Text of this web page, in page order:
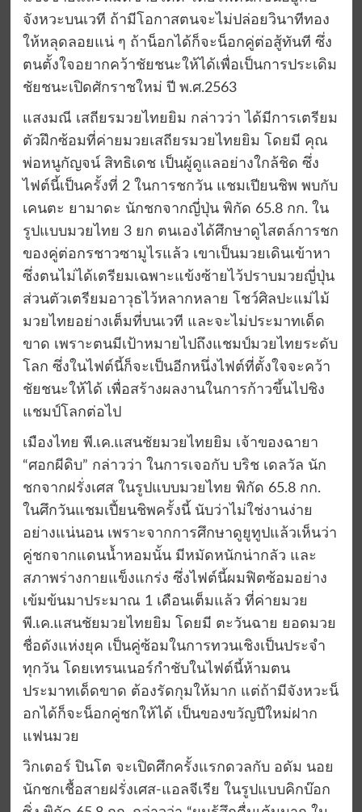
จังหวะบนเวที ถ้ามีโอกาสตนจะไม่ปล่อยวินาทีทอง
ให้หลุดลอยแน่ ๆ ถ้าน็อกได้ก็จะน็อกคู่ต่อสู้ทันที ซึ่ง
ตนตั้งใจอยากคว้าชัยชนะให้ได้เพื่อเป็นการประเดิม
ชัยชนะเปิดศักราชใหม่ ปี พ.ศ.2563
แสงมณี เสถียรมวยไทยยิม กล่าวว่า ได้มีการเตรียม
ตัวฝึกซ้อมที่ค่ายมวยเสถียรมวยไทยยิม โดยมี คุณ
พ่อหนูกัญจน์ สิทธิเดช เป็นผู้ดูแลอย่างใกล้ชิด ซึ่ง
ไฟต์นี้เป็นครั้งที่ 2 ในการชกวัน แชมเปียนชิพ พบกับ
เคนตะ ยามาดะ นักชกจากญี่ปุ่น พิกัด 65.8 กก. ใน
รูปแบบมวยไทย 3 ยก ตนเองได้ศึกษาดูไสตล์การชก
ของคู่ต่อกรชาวซามูไรแล้ว เขาเป็นมวยเดินเข้าหา
ซึ่งตนไม่ได้เตรียมเฉพาะแข้งซ้ายไว้ปราบมวยญี่ปุ่น
ส่วนตัวเตรียมอาวุธไว้หลากหลาย โชว์ศิลปะแม่ไม้
มวยไทยอย่างเต็มที่บนเวที และจะไม่ประมาทเด็ด
ขาด เพราะตนมีเป้าหมายไปถึงแชมป์มวยไทยระดับ
โลก ซึ่งในไฟต์นี้ก็จะเป็นอีกหนึ่งไฟต์ที่ตั้งใจจะคว้า
ชัยชนะให้ได้ เพื่อสร้างผลงานในการก้าวขึ้นไปชิง
แชมป์โลกต่อไป
เมืองไทย พี.เค.แสนชัยมวยไทยยิม เจ้าของฉายา
“ศอกผีดิบ” กล่าวว่า ในการเจอกับ บริช เดลวัล นัก
ชกจากฝรั่งเศส ในรูปแบบมวยไทย พิกัด 65.8 กก.
ในศึกวันแชมเปี้ยนชิพครั้งนี้ นับว่าไม่ใช่งานง่าย
อย่างแน่นอน เพราะจากการศึกษาดูยูทูปแล้วเห็นว่า
คู่ชกจากแดนน้ำหอมนั้น มีหมัดหนักน่ากลัว และ
สภาพร่างกายแข็งแกร่ง ซึ่งไฟต์นี้ผมฟิตซ้อมอย่าง
เข้มข้นมาประมาณ 1 เดือนเต็มแล้ว ที่ค่ายมวย
พี.เค.แสนชัยมวยไทยยิม โดยมี ตะวันฉาย ยอดมวย
ชื่อดังแห่งยุค เป็นคู่ซ้อมในการทวนเชิงเป็นประจำ
ทุกวัน โดยเทรนเนอร์กำชับในไฟต์นี้ห้ามตน
ประมาทเด็ดขาด ต้องรัดกุมให้มาก แต่ถ้ามีจังหวะน็
อกได้ก็จะน็อกคู่ชกให้ได้ เป็นของขวัญปีใหม่ฝาก
แฟนมวย
วิกเตอร์ ปินโต จะเปิดศึกครั้งแรกดวลกับ อดัม นอย
นักชกเชื้อสายฝรั่งเศส-แอลจีเรีย ในรูปแบบคิกบ๊อก